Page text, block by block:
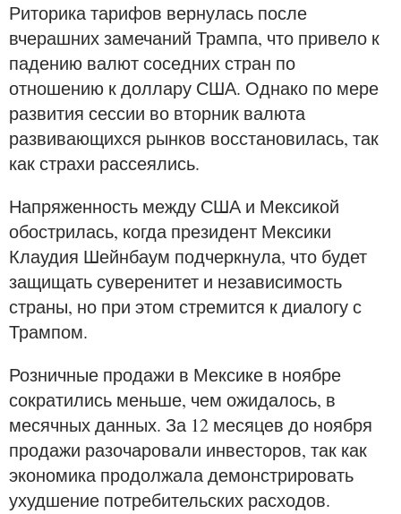
Риторика тарифов вернулась после
вчерашних замечаний Трампа, что привело к
падению валют соседних стран по
отношению к доллару США. Однако по мере
развития сессии во вторник валюта
развивающихся рынков восстановилась, так
как страхи рассеялись.
Напряженность между США и Мексикой
обострилась, когда президент Мексики
Клаудия Шейнбаум подчеркнула, что будет
защищать суверенитет и независимость
страны, но при этом стремится к диалогу с
Трампом.
Розничные продажи в Мексике в ноябре
сократились меньше, чем ожидалось, в
месячных данных. За 12 месяцев до ноября
продажи разочаровали инвесторов, так как
экономика продолжала демонстрировать
ухудшение потребительских расходов.